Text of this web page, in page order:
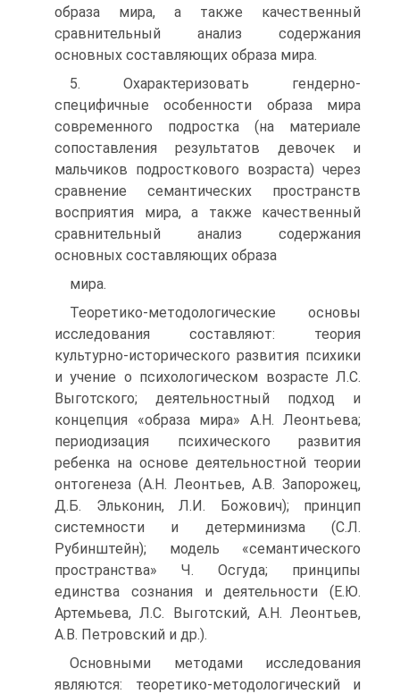
образа мира, а также качественный
сравнительный анализ содержания
основных составляющих образа мира.
5. Охарактеризовать гендерно-
специфичные особенности образа мира
современного подростка (на материале
сопоставления результатов девочек и
мальчиков подросткового возраста) через
сравнение семантических пространств
восприятия мира, а также качественный
сравнительный анализ содержания
основных составляющих образа
мира.
Теоретико-методологические основы
исследования составляют: теория
культурно-исторического развития психики
и учение о психологическом возрасте Л.С.
Выготского; деятельностный подход и
концепция «образа мира» А.Н. Леонтьева;
периодизация психического развития
ребенка на основе деятельностной теории
онтогенеза (А.Н. Леонтьев, А.В. Запорожец,
Д.Б. Эльконин, Л.И. Божович); принцип
системности и детерминизма (С.Л.
Рубинштейн); модель «семантического
пространства» Ч. Осгуда; принципы
единства сознания и деятельности (Е.Ю.
Артемьева, Л.С. Выготский, А.Н. Леонтьев,
А.В. Петровский и др.).
Основными методами исследования
являются: теоретико-методологический и